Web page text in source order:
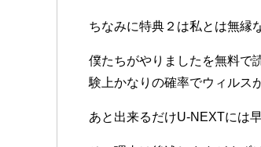
ちなみに特典２は私とは無縁
僕たちがやりましたを無料で
験上かなりの確率でウィルス
あと出来るだけU-NEXTには